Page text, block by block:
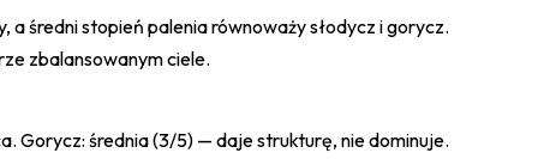
średni stopień palenia równoważy słodycz i gorycz.
zbalansowanym ciele.
Gorycz: średnia (3/5) — daje strukturę, nie dominuje.